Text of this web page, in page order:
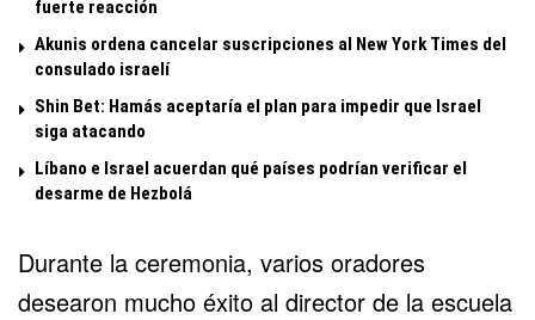
fuerte reacción
Akunis ordena cancelar suscripciones al New York Times del
consulado israelí
Shin Bet: Hamás aceptaría el plan para impedir que Israel
siga atacando
Líbano e Israel acuerdan qué países podrían verificar el
desarme de Hezbolá
Durante la ceremonia, varios oradores
desearon mucho éxito al director de la escuela